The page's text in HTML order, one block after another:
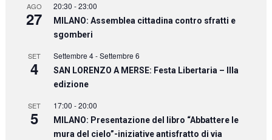
AGO
27
20:30 -23:00
MILANO: Assemblea cittadina contro sfratti e
sgomberi
SET
4
Settembre 4-Settembre 6
SAN LORENZO A MERSE: Festa Libertaria – IIIa
edizione
SET
5
17:00 -20:00
MILANO: Presentazione del libro “Abbattere le
mura del cielo”-iniziative antisfratto di via